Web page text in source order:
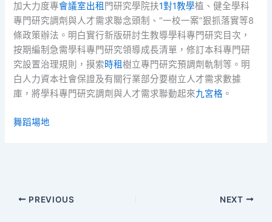
加大力度專會議室出租 門研究學院扶1對1教學植、健全學科
專門研究調劑與人才需求聯念頭制、“一校一案”狠抓落實等8
條政策辦法。明白實行新版研討生教導學科專門研究目次，
按期編制急需學科專門研究領導成長清單，修訂本科專門研
究設置治理規則，摸索時租樹立專門研究預調劑軌制等。明
白人力資本社會保證及有關行業部分要樹立人才需求數據
庫，將學科專門研究調劑與人才需求聯動起來九宮格 。
舞蹈場地
PREVIOUS NEXT